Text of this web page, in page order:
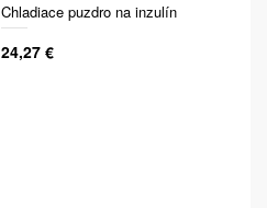
Chladiace puzdro na inzulín
24,27 €